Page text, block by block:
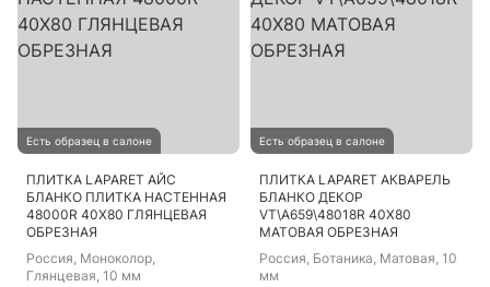
Есть образец в салоне
ПЛИТКА LAPARET АЙС
БЛАНКО ПЛИТКА НАСТЕННАЯ
48000R 40Х80 ГЛЯНЦЕВАЯ
ОБРЕЗНАЯ
Россия, Моноколор,
Глянцевая, 10 мм
Есть образец в салоне
ПЛИТКА LAPARET АКВАРЕЛЬ
БЛАНКО ДЕКОР
VT\A659\48018R 40Х80
МАТОВАЯ ОБРЕЗНАЯ
Россия, Ботаника, Матовая, 10
мм